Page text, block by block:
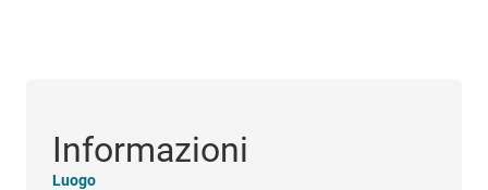
Informazioni
Luogo